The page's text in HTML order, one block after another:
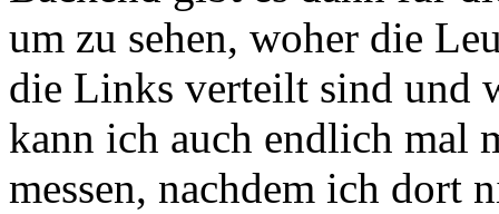
um zu sehen, woher die
die Links verteilt sind und
kann ich auch endlich mal
messen, nachdem ich dort